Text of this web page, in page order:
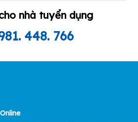
nhà tuyển dụng
448. 766